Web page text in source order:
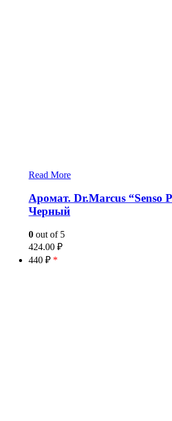
Read More
Аромат. Dr.Marcus “Senso
Черный
0 out of 5
424.00 ₽
440 ₽ *